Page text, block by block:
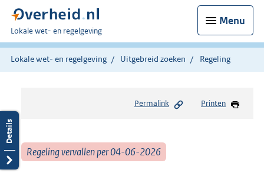
Menu
U
bent
hier:
Lokale wet- en regelgeving
Lokale wet- en regelgeving Uitgebreid zoeken Regeling
Permalink Printen
Regeling vervallen per 04-06-2026